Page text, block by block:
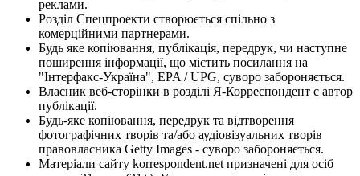
реклами.
Розділ Спецпроекти створюється спільно з
комерційними партнерами.
Будь яке копіювання, публікація, передрук, чи наступне
поширення інформації, що містить посилання на
"Інтерфакс-Україна", EPA / UPG, суворо забороняється.
Власник веб-сторінки в розділі Я-Корреспондент є автор
публікації.
Будь-яке копіювання, передрук та відтворення
фотографічних творів та/або аудіовізуальних творів
правовласника Getty Images - суворо забороняється.
Матеріали сайту korrespondent.net призначені для осіб